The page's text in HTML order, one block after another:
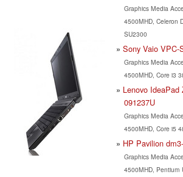
Graphics Media
4500MHD, Celeron
SU2300
Sony Vaio VPC-
Graphics Media
4500MHD, Core i3
Lenovo IdeaPad
091237U
Graphics Media
4500MHD, Core i5
HP Pavilion
Graphics Media
4500MHD, Pentium